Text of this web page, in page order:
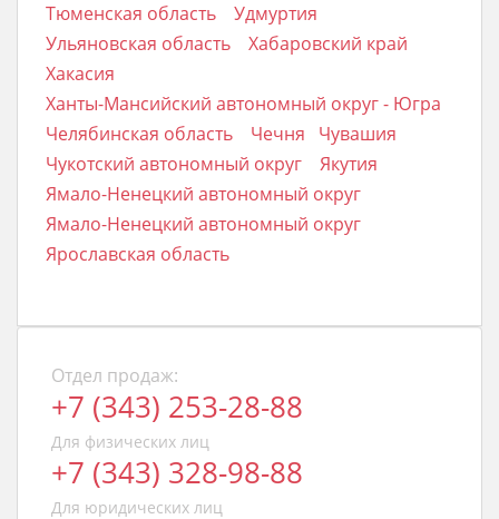
Тюменская область
Удмуртия
Ульяновская область
Хабаровский край
Хакасия
Ханты-Мансийский автономный округ - Югра
Челябинская область
Чечня
Чувашия
Чукотский автономный округ
Якутия
Ямало-Ненецкий автономный округ
Ямало-Ненецкий автономный округ
Ярославская область
Отдел продаж:
+7 (343) 253-28-88
Для физических лиц
+7 (343) 328-98-88
Для юридических лиц